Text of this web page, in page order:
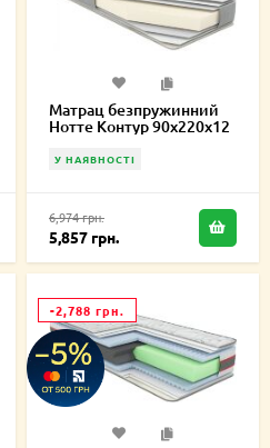
Матрац безпружинний
Нотте Контур 90х220х12
У НАЯВНОСТІ
6,974 грн.
5,857 грн.
-2,788 грн.